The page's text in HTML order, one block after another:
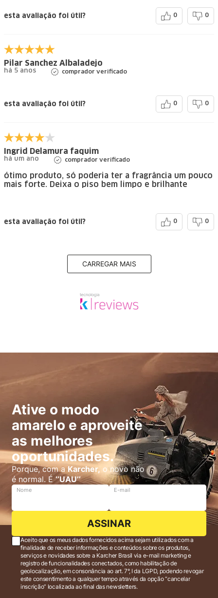
esta avaliação foi útil? 0 0
Pilar Sanchez Albaladejo
há 5 anos comprador verificado
esta avaliação foi útil? 0 0
Ingrid Delamura faquim
há um ano comprador verificado
ótimo produto, só poderia ter a fragrância um pouco
mais forte. Deixa o piso bem limpo e brilhante
esta avaliação foi útil? 0 0
CARREGAR MAIS
Ative o modo
amarelo e aproveite
as melhores
oportunidades.
Porque, com aKarcher, o novo não
é normal. É‘’UAU’’
Nome E-mail
ASSINAR
Aceito que os meus dados fornecidos acima sejam utilizados com a
finalidade de receber informações e conteúdos sobre os produtos,
serviços e novidades sobre a Karcher Brasil via e-mail marketing e
registro de funcionalidades conectados, como habilitação de
geolocalização, em consonância ao art. 7°, I da LGPD, podendo revogar
este consentimento a qualquer tempo através da opção “cancelar
inscrição” localizada ao final das newsletters.